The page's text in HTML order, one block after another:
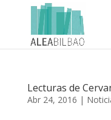
Lecturas de
Abr 24, 2016 |